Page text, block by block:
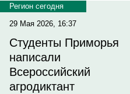
Регион сегодня
29 Мая 2026, 16:37
Студенты Приморья
написали
Всероссийский
агродиктант